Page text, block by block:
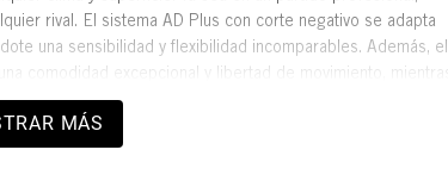
rival. El sistema AD Plus con corte negativo se adapta
una sensibilidad y flexibilidad incomparables. Además, el
los puños. Con la muñequera Wide PRO, disfrutarás de un
necesarias para enfrentar cada desafío con confianza.
MÁS